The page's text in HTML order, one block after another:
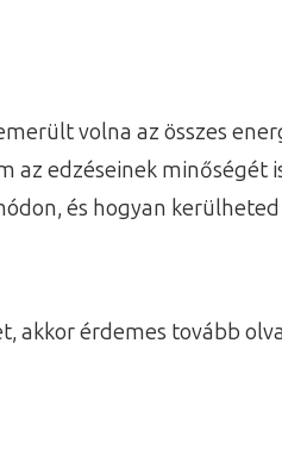
volna az összes
edzéseinek minőségét
és hogyan
akkor érdemes tovább